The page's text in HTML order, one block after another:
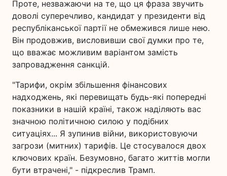
Проте, незважаючи на те, що ця фраза звучить
доволі суперечливо, кандидат у президенти від
республіканської партії не обмежився лише нею.
Він продовжив, висловивши свої думки про те,
що вважає можливим варіантом замість
запровадження санкцій.
"Тарифи, окрім збільшення фінансових
надходжень, які перевищать будь-які попередні
показники в нашій країні, також наділяють вас
значною політичною силою у подібних
ситуаціях... Я зупинив війни, використовуючи
загрози (митних) тарифів. Це стосувалося двох
ключових країн. Безумовно, багато життів могли
бути втрачені," - підкреслив Трамп.